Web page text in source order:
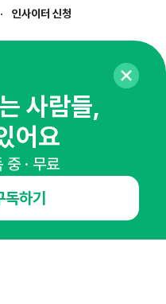
인사이터 신청
사람들,
어요
· 무료
하기